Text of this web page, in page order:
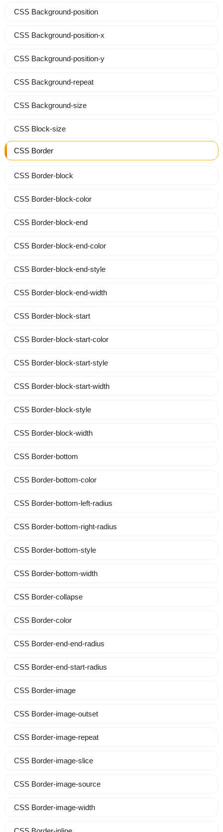
CSS Background-position
CSS Background-position-x
CSS Background-position-y
CSS Background-repeat
CSS Background-size
CSS Block-size
CSS Border
CSS Border-block
CSS Border-block-color
CSS Border-block-end
CSS Border-block-end-color
CSS Border-block-end-style
CSS Border-block-end-width
CSS Border-block-start
CSS Border-block-start-color
CSS Border-block-start-style
CSS Border-block-start-width
CSS Border-block-style
CSS Border-block-width
CSS Border-bottom
CSS Border-bottom-color
CSS Border-bottom-left-radius
CSS Border-bottom-right-radius
CSS Border-bottom-style
CSS Border-bottom-width
CSS Border-collapse
CSS Border-color
CSS Border-end-end-radius
CSS Border-end-start-radius
CSS Border-image
CSS Border-image-outset
CSS Border-image-repeat
CSS Border-image-slice
CSS Border-image-source
CSS Border-image-width